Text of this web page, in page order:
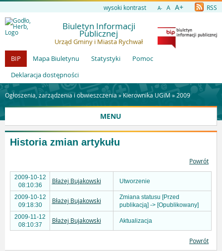
wysoki kontrast A- A A+ RSS
Biuletyn Informacji
Publicznej
Urząd Gminy i Miasta Rychwał
BIP
Mapa Biuletynu Statystyki
Pomoc
Deklaracja dostępności
Ogłoszenia, zarządzenia i obwieszczenia » Kierownika UGiM» 2009
MENU
Historia zmian artykułu
Powrót
2009-10-12
08:10:36
Błażej Bujakowski Utworzenie
2009-10-12
09:18:30
Błażej Bujakowski
Zmiana statusu [Przed
publikacją] -> [Opublikowany]
2009-11-12
08:10:37
Błażej Bujakowski Aktualizacja
Powrót